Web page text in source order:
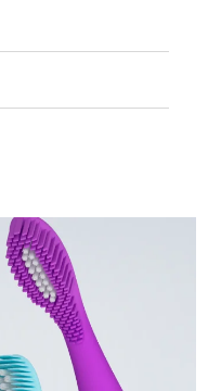
1 месяц.
4 удаляет на 30%
раза дольше -
6 месяцев.
и Sensitive.
11 000
и бережного
режимам
For You.